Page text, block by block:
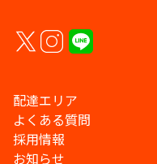
配達エリア
よくある質問
採用情報
お知らせ